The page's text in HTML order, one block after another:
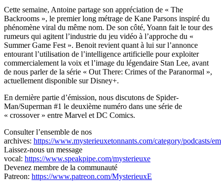
Cette semaine, Antoine partage son appréciation de « The
Backrooms », le premier long métrage de Kane Parsons inspiré du
phénomène viral du même nom. De son côté, Yoann fait le tour des
rumeurs qui agitent l’industrie du jeu vidéo à l’approche du «
Summer Game Fest ». Benoit revient quant à lui sur l’annonce
entourant l’utilisation de l’intelligence artificielle pour exploiter
commercialement la voix et l’image du légendaire Stan Lee, avant
de nous parler de la série « Out There: Crimes of the Paranormal »,
actuellement disponible sur Disney+.
En dernière partie d’émission, nous discutons de Spider-
Man/Superman #1 le deuxième numéro dans une série de
« crossover » entre Marvel et DC Comics.
Consulter l’ensemble de nos
archives: https://www.mysterieuxetonnants.com/category/podcasts/
Laissez-nous un message
vocal: https://www.speakpipe.com/mysterieuxe
Devenez membre de la communauté
Patreon: https://www.patreon.com/MysterieuxE